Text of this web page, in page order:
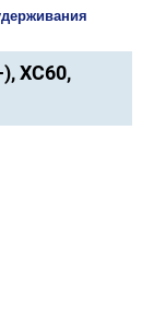
XC60,